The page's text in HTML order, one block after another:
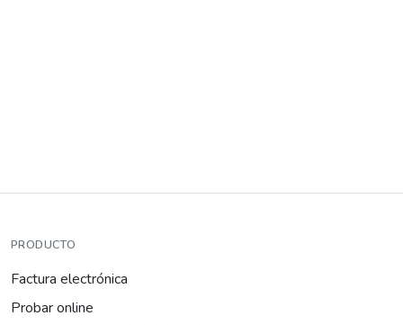
PRODUCTO
Factura electrónica
Probar online